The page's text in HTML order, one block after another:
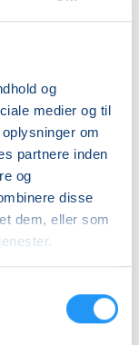
og
medier og til
om
partnere inden
og
disse
dem, eller som
af
i
i